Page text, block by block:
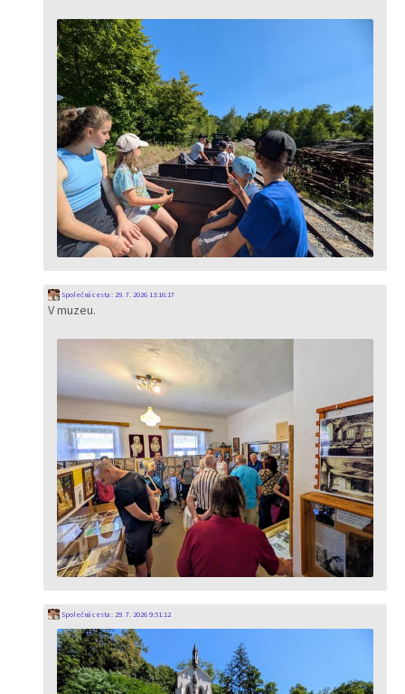
Společná cesta: 29. 7. 2026 13:16:17
V muzeu.
Společná cesta: 29. 7. 2026 9:51:12